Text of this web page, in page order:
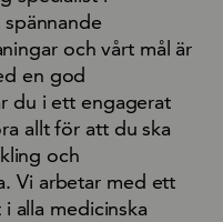
och vårt mål är
en god
du i ett engagerat
allt för att du ska
och
Vi arbetar med ett
alla medicinska